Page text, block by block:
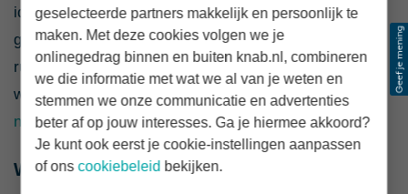
identiek. De overgang verloopt net als bij consumenten
gefaseerd, zodat zowel winkels als betaalproviders
ruim de tijd hebben om aan de nieuwe situatie te
wennen, technische koppelingen aan te passen en
nieuwe huisstijlte gebruiken.
Wat betekent dit voor jou als Knab-klant?
geselecteerde partners makkelijk en persoonlijk te
maken. Met deze cookies volgen we je
onlinegedrag binnen en buiten knab.nl, combineren
we die informatie met wat we al van je weten en
stemmen we onze communicatie en advertenties
beter af op jouw interesses. Ga je hiermee akkoord?
Je kunt ook eerst je cookie-instellingen aanpassen
of onscookiebeleid bekijken.